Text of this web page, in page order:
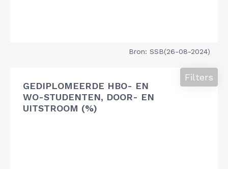
Bron: SSB(26-08-2024)
GEDIPLOMEERDE HBO- EN
WO-STUDENTEN, DOOR- EN
UITSTROOM (%)
Filters